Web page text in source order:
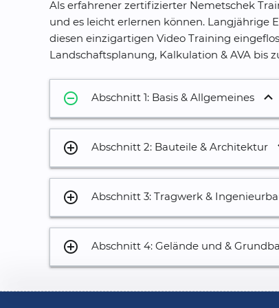
Als erfahrener zertifizierter Nemetschek
und es leicht erlernen können. Langjährige
diesen einzigartigen Video Training
Landschaftsplanung, Kalkulation & AVA bis
remove_circle_outline Abschnitt 1: Basis & Allgemeines
Grundlagen
2.Projektverwaltungsdatei
Allplan und das Hauptmenü
4.Farbschema der Benutzeroberfläche
Neue Paletten
6.Shortcut
7.Kontextmenü
add_circle_outline Abschnitt 2: Bauteile & Architektur
20.Benutzerdefiniertes Bauteil
21.SmartParts in OpeningParts
22.Öffnungselemente einbauen
23.Öffnungsmakro umdrehen
24.Öffnungssymbol
add_circle_outline Abschnitt 3: Tragwerk &
38.Tragwerkspfette
39.Statisches Tragwerksystem
40.Punktfang am Tragwerksystem
add_circle_outline Abschnitt 4: Gelände und &
52.Geopackage import